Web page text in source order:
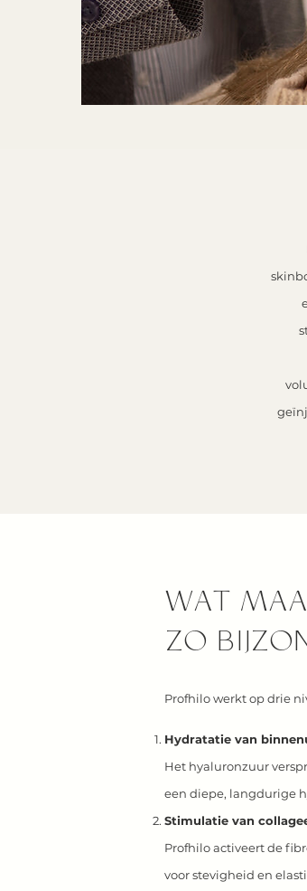
WAT
ZO
Profhilo werkt op drie
Hydratatie van
Het hyaluronzuur
een diepe, langdurige
Stimulatie van
Profhilo activeert de
voor stevigheid en